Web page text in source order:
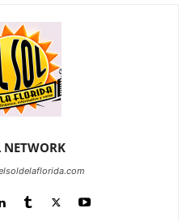
NETWORK